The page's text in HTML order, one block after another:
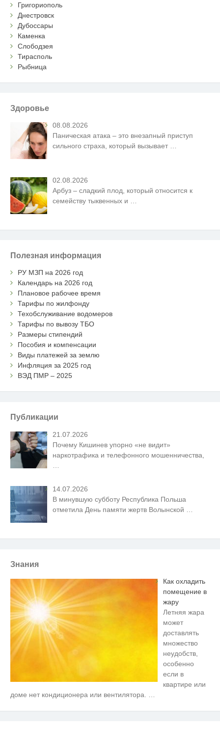
Григориополь
Днестровск
Дубоссары
Каменка
Слободзея
Тирасполь
Рыбница
Здоровье
08.08.2026
Паническая атака – это внезапный приступ
сильного страха, который вызывает
02.08.2026
Арбуз – сладкий плод, который относится к
семейству тыквенных и
Полезная информация
РУ МЗП на 2026 год
Календарь на 2026 год
Плановое рабочее время
Тарифы по жилфонду
Техобслуживание водомеров
Тарифы по вывозу ТБО
Размеры стипендий
Пособия и компенсации
Виды платежей за землю
Инфляция за 2025 год
ВЭД ПМР – 2025
Публикации
21.07.2026
Почему Кишинев упорно «не видит»
наркотрафика и телефонного мошенничества,
14.07.2026
В минувшую субботу Республика Польша
отметила День памяти жертв Волынской
Знания
Как охладить
помещение в
жару
Летняя жара
может
доставлять
множество
неудобств,
особенно
если в
квартире или
доме нет кондиционера или вентилятора. …
Ролик длится несколько секунд,
а смеяться вы будете долго